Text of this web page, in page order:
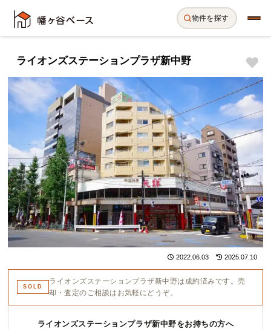
物件を探す
ライオンズステーションプラザ新中野
2022.06.03 2025.07.10
SOLD
ライオンズステーションプラザ新中野は成約済みです。売
却・査定のご相談はお気軽にどうぞ。
ライオンズステーションプラザ新中野をお持ちの方へ